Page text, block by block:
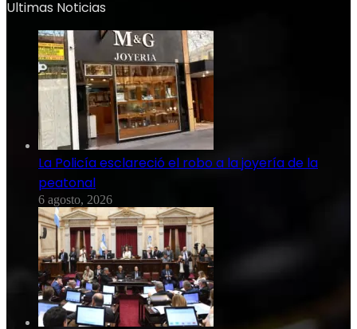
Ultimas Noticias
La Policía esclareció el robo a la joyería de la
peatonal
6 agosto, 2026